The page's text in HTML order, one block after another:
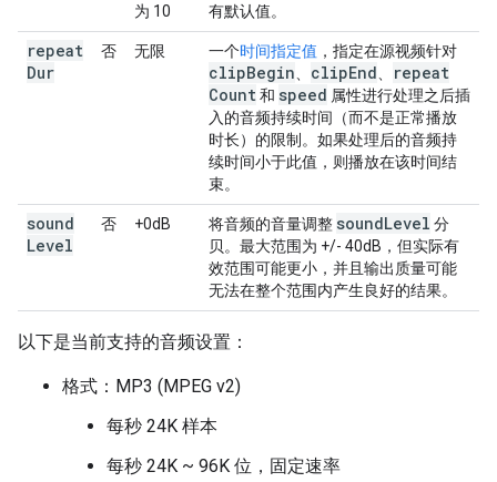
为 10
有默认值。
repeat
Dur
否 无限 一个时间指定值 ，指定在源视频针对
clipBegin clipEnd
repeat
Count和 speed 属性进行处理之后插
入的音频持续时间（而不是正常播放
时长）的限制。如果处理后的音频持
续时间小于此值，则播放在该时间结
束。
sound
Level
否 +0dB 将音频的音量调整 soundLevel 分
贝。最大范围为 +/- 40dB，但实际有
效范围可能更小，并且输出质量可能
无法在整个范围内产生良好的结果。
以下是当前支持的音频设置：
格式：MP3 (MPEG v2)
每秒 24K 样本
每秒 24K ~ 96K 位，固定速率